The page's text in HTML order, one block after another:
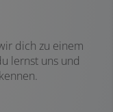
dich zu einem
lernst uns und